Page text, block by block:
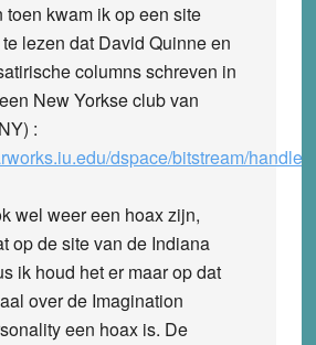
toen kwam ik op een site
lezen dat David Quinne en
columns schreven in
New Yorkse club van
:
dspace/bitstream/
wel weer een hoax zijn,
op de site van de Indiana
ik houd het er maar op dat
over de Imagination
een hoax is. De